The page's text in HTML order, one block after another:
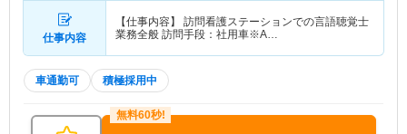
仕事内容
【仕事内容】 訪問看護ステーションでの言語聴覚士
業務全般 訪問手段：社用車※A…
車通勤可 積極採用中